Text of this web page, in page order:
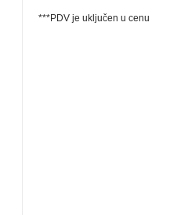
***PDV je uključen u cenu